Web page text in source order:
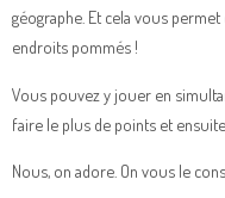
géographe. Et cela vous
endroits pommés !
Vous pouvez y jouer en
faire le plus de points et
Nous, on adore. On vous le